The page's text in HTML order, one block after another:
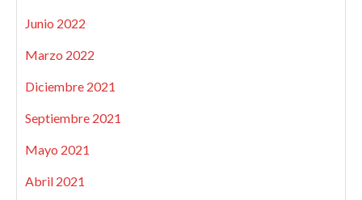
Junio 2022
Marzo 2022
Diciembre 2021
Septiembre 2021
Mayo 2021
Abril 2021